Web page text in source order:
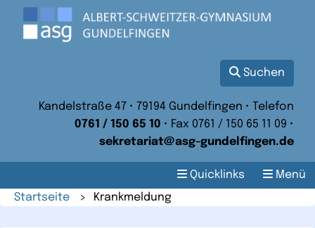
Suchen
Kandelstraße 47 • 79194 Gundelfingen • Telefon
0761 / 150 65 10 • Fax 0761 / 150 65 11 09 •
sekretariat@asg-gundelfingen.de
Menü
Quicklinks
Startseite
> Krankmeldung